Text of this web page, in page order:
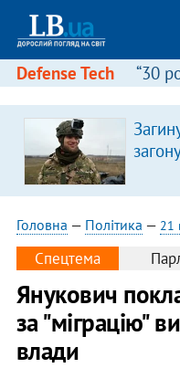
Defense Tech “30
Головна — Політика — 21
Спецтема
Янукович
за "міграцію"
влади